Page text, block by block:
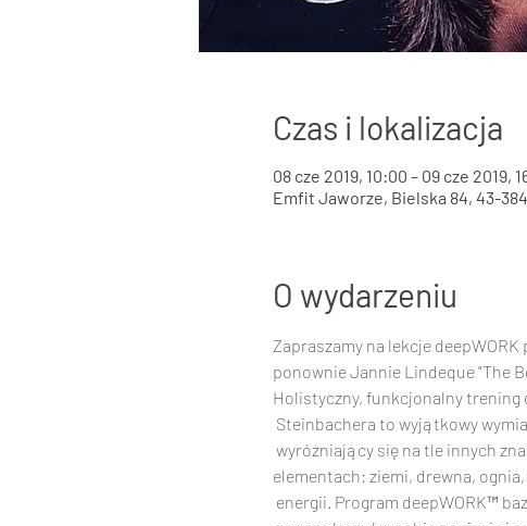
Czas i lokalizacja
08 cze 2019, 10:00 – 09 cze 2019,
Emfit Jaworze, Bielska 84, 43-
O wydarzeniu
Zapraszamy na lekcje
ponownie Jannie Lindeque "The
Holistyczny, funkcjonalny trening
elementach: ziemi, drewna,